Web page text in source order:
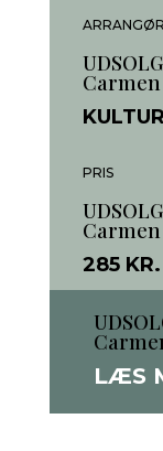
ARRANGØR
PRIS
285 KR.
LÆS